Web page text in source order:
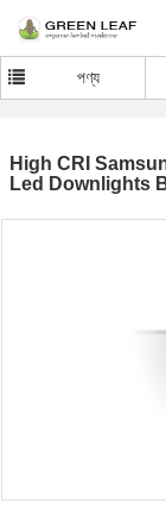
পণ্য
High CRI
Led Downlights